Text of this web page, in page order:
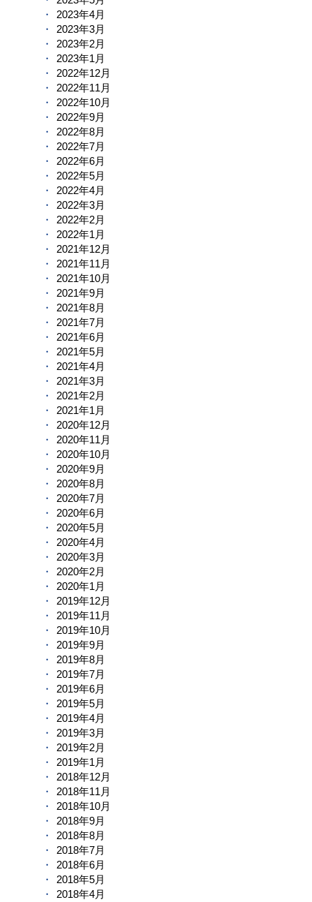
2023年4月
2023年3月
2023年2月
2023年1月
2022年12月
2022年11月
2022年10月
2022年9月
2022年8月
2022年7月
2022年6月
2022年5月
2022年4月
2022年3月
2022年2月
2022年1月
2021年12月
2021年11月
2021年10月
2021年9月
2021年8月
2021年7月
2021年6月
2021年5月
2021年4月
2021年3月
2021年2月
2021年1月
2020年12月
2020年11月
2020年10月
2020年9月
2020年8月
2020年7月
2020年6月
2020年5月
2020年4月
2020年3月
2020年2月
2020年1月
2019年12月
2019年11月
2019年10月
2019年9月
2019年8月
2019年7月
2019年6月
2019年5月
2019年4月
2019年3月
2019年2月
2019年1月
2018年12月
2018年11月
2018年10月
2018年9月
2018年8月
2018年7月
2018年6月
2018年5月
2018年4月